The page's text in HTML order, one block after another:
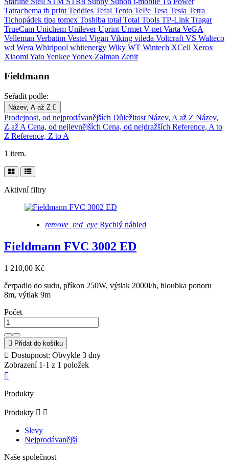
Tatrachema tb print Teddies Tefal Tento TePe Tesa Tesla Tetra
Tichopádek tipa tomex Toshiba total Total Tools TP-Link Tragar
TrueCam Unichem UnileverUprint Urmet V-net Varta VeGA
Velleman Verbatim Vestel Vigan Viking vileda Voltcraft VS Walteco
wd Wera Whirlpool whitenergy Wiky WT Wintech XCell Xerox
Xiaomi YatoYenkeeYonex Zalman Zenit
Fieldmann
Seřadit podle:
Název, A až Z 
Prodejnost, od nejprodávanějších Důležitost Název, A až Z Název,
Z až A Cena, od nejlevnějších Cena, od nejdražších Reference, A to
Z Reference, Z to A
1 item.
Aktivní filtry
remove_red_eye Rychlý náhled
Fieldmann FVC 3002 ED
1 210,00 Kč
čerpadlo do sudu, příkon 250W, výtlak 2000l/h, hloubka ponoru
8m, výtlak 9m
Počet
 Přidat do košíku
 Dostupnost: Obvykle 3 dny
Zobrazení 1-1 z 1 položek

Produkty
Produkty  
Slevy
Nejprodávanější
Naše společnost